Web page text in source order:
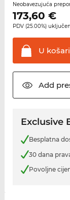
Neobavezujuća
173,60 €
PDV (25.00%)
U
Add
Exclusive
Besplatna
30 dana
Povoljne